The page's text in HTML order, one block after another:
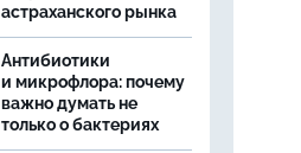
астраханского рынка
Антибиотики
и микрофлора: почему
важно думать не
только о бактериях